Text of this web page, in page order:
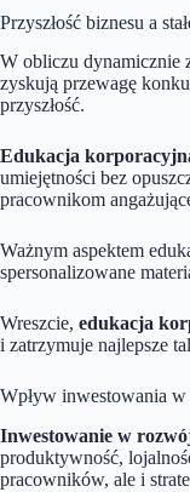
Przyszłość biznesu a
W obliczu dynamicznie
zyskują przewagę
przyszłość.
Edukacja
umiejętności bez
pracownikom
Ważnym aspektem
spersonalizowane
Wreszcie, edukacja
i zatrzymuje najlepsze
Wpływ inwestowania
Inwestowanie w
produktywność,
pracowników, ale i